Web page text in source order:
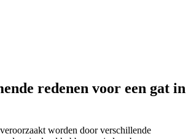
redenen voor een gat in
worden door verschillende